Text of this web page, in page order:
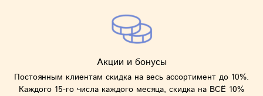
Акции и бонусы
Постоянным клиентам скидка на весь ассортимент до 10%.
Каждого 15-го числа каждого месяца, скидка на ВСЁ 10%